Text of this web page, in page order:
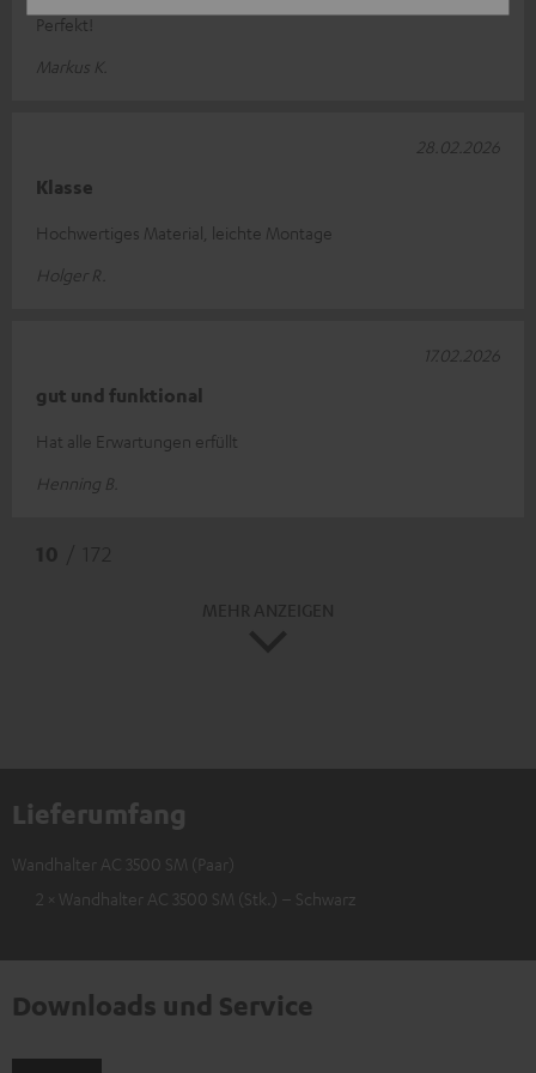
Perfekt!
Markus K.
Klasse
Hochwertiges Material, leichte Montage
Holger R.
28.02.2026
gut und funktional
Hat alle Erwartungen erfüllt
Henning B.
17.02.2026
Lieferumfang
Wandhalter AC 3500 SM (Paar)
2 × Wandhalter AC 3500 SM (Stk.) – Schwarz
Downloads und Service